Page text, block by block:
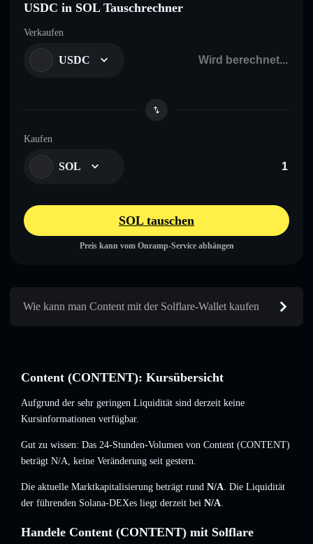
USDC in SOL Tauschrechner
Verkaufen
USDC
Kaufen
SOL
SOL tauschen
Preis kann vom Onramp-Service abhängen
Wie kann man Content mit der Solflare-Wallet kaufen
Content (CONTENT): Kursübersicht
Aufgrund der sehr geringen Liquidität sind derzeit keine
Kursinformationen verfügbar.
Gut zu wissen: Das 24-Stunden-Volumen von Content (CONTENT)
beträgt N/A, keine Veränderung seit gestern.
Die aktuelle Marktkapitalisierung beträgt rund N/A. Die Liquidität
der führenden Solana-DEXes liegt derzeit bei N/A.
Handele Content (CONTENT) mit Solflare